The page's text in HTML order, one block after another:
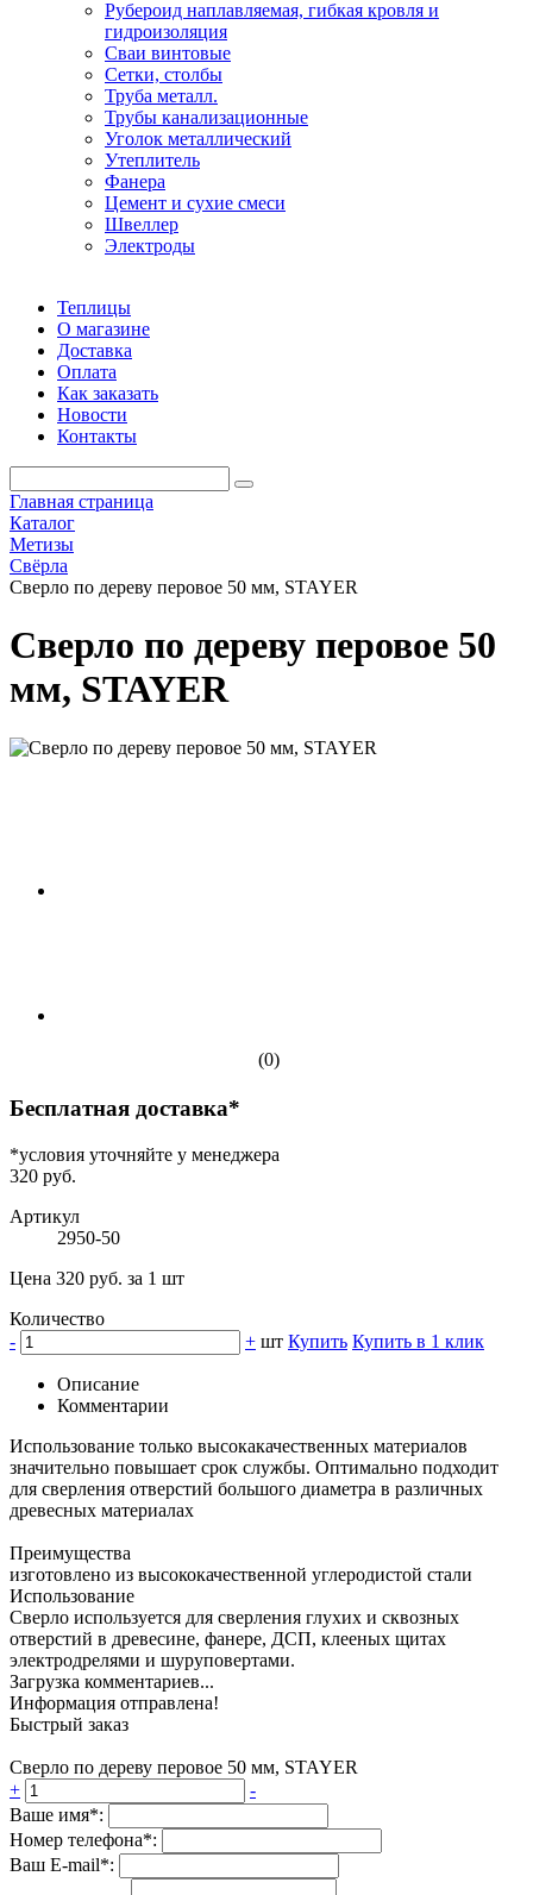
Рубероид наплавляемая, гибкая кровля и
гидроизоляция
Сваи винтовые
Сетки, столбы
Труба металл.
Трубы канализационные
Уголок металлический
Утеплитель
Фанера
Цемент и сухие смеси
Швеллер
Электроды
Теплицы
О магазине
Доставка
Оплата
Как заказать
Новости
Контакты
Главная страница
Каталог
Метизы
Свёрла
Сверло по дереву перовое 50 мм, STAYER
Сверло по дереву перовое 50
мм, STAYER
(0)
Бесплатная доставка*
*условия уточняйте у менеджера
320 руб.
Артикул
2950-50
Цена 320 руб. за 1 шт
Количество
-
+ шт Купить Купить в 1 клик
Описание
Комментарии
Использование только высокакачественных материалов
значительно повышает срок службы. Оптимально подходит
для сверления отверстий большого диаметра в различных
древесных материалах
Преимущества
изготовлено из высококачественной углеродистой стали
Использование
Сверло используется для сверления глухих и сквозных
отверстий в древесине, фанере, ДСП, клееных щитах
электродрелями и шуруповертами.
Загрузка комментариев...
Информация отправлена!
Быстрый заказ
Сверло по дереву перовое 50 мм, STAYER
+
-
Ваше имя*:
Номер телефона*:
Ваш E-mail*: